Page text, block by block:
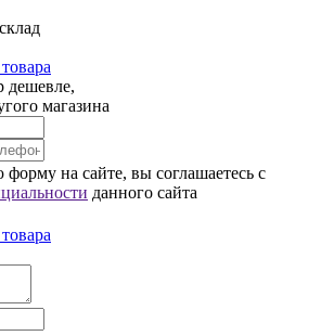
дешевле,
магазина
на сайте, вы соглашаетесь с
данного сайта